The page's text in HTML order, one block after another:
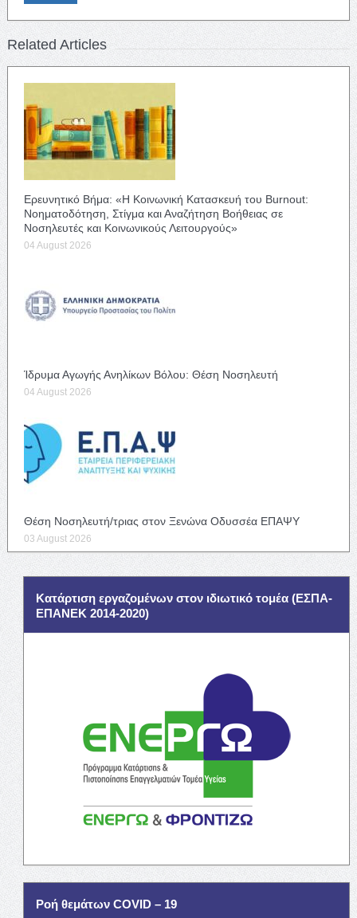
Related Articles
Ερευνητικό Βήμα: «Η Κοινωνική Κατασκευή του Burnout:
Νοηματοδότηση, Στίγμα και Αναζήτηση Βοήθειας σε
Νοσηλευτές και Κοινωνικούς Λειτουργούς»
04 August 2026
Ίδρυμα Αγωγής Ανηλίκων Βόλου: Θέση Νοσηλευτή
04 August 2026
Θέση Νοσηλευτή/τριας στον Ξενώνα Οδυσσέα ΕΠΑΨΥ
03 August 2026
Κατάρτιση εργαζομένων στον ιδιωτικό τομέα (ΕΣΠΑ-
ΕΠΑΝΕΚ 2014-2020)
Ροή θεμάτων COVID – 19